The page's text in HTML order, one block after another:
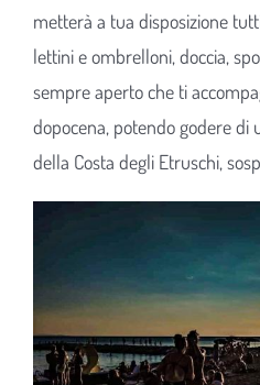
metterà a tua disposizione
lettini e ombrelloni, doccia,
sempre aperto che ti
dopocena, potendo godere
della Costa degli Etruschi,